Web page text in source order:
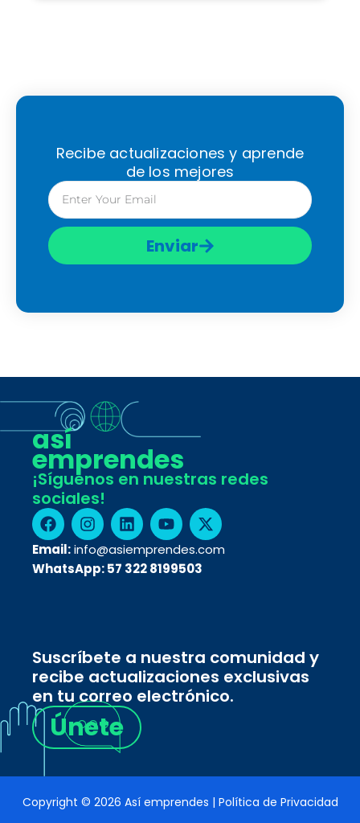
Recibe actualizaciones y aprende
de los mejores
Email
Enviar
así
emprendes
¡Síguenos en nuestras redes
sociales!
F
a
c
e
b
I
n
s
t
a
L
i
n
k
e
Y
o
u
t
u
X
-
t
Email:info@asiemprendes.com
WhatsApp:57 322 8199503
Suscríbete a nuestra comunidad y
recibe actualizaciones exclusivas
en tu correo electrónico.
Únete
Copyright © 2026 Así emprendes | Política de Privacidad